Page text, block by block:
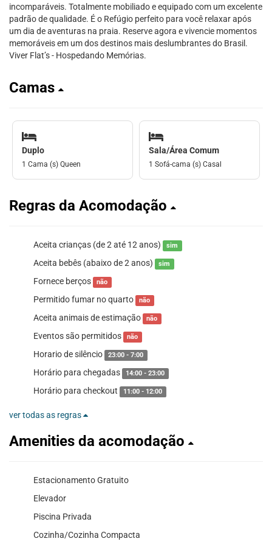
incomparáveis. Totalmente mobiliado e equipado com um excelente
padrão de qualidade. É o Refúgio perfeito para você relaxar após
um dia de aventuras na praia. Reserve agora e vivencie momentos
memoráveis em um dos destinos mais deslumbrantes do Brasil.
Viver Flat’s - Hospedando Memórias.
Camas
Duplo
1 Cama (s) Queen
Sala/Área Comum
1 Sofá-cama (s) Casal
Regras da Acomodação
Aceita crianças (de 2 até 12 anos) sim
Aceita bebês (abaixo de 2 anos) sim
Fornece berços não
Permitido fumar no quarto não
Aceita animais de estimação não
Eventos são permitidos não
Horario de silêncio 23:00 - 7:00
Horário para chegadas 14:00 - 23:00
Horário para checkout 11:00 - 12:00
ver todas as regras
Amenities da acomodação
Estacionamento Gratuito
Elevador
Piscina Privada
Cozinha/Cozinha Compacta